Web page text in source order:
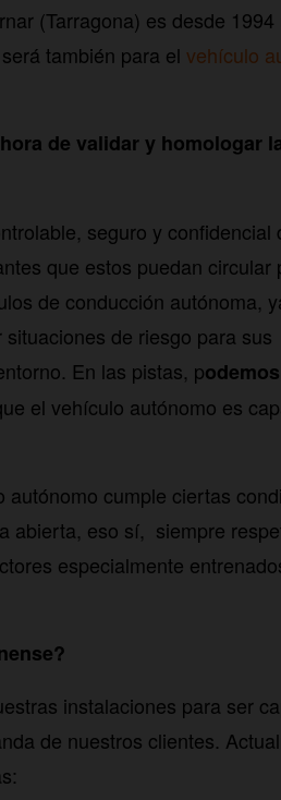
(Tarragona) es desde 1994
también para el vehículo
de validar y homologar
seguro y confidencial
que estos puedan circular
de conducción autónoma,
de riesgo para sus
En las pistas, p
el vehículo autónomo es
cumple ciertas
abierta, eso sí, siempre
especialmente
instalaciones para ser
de nuestros clientes.